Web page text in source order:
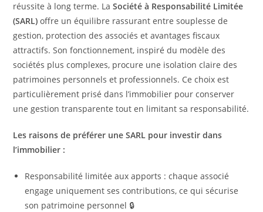
réussite à long terme. LaSociété à Responsabilité Limitée
(SARL) offre un équilibre rassurant entre souplesse de
gestion, protection des associés et avantages fiscaux
attractifs. Son fonctionnement, inspiré du modèle des
sociétés plus complexes, procure une isolation claire des
patrimoines personnels et professionnels. Ce choix est
particulièrement prisé dans l’immobilier pour conserver
une gestion transparente tout en limitant sa responsabilité.
Les raisons de préférer une SARL pour investir dans
l’immobilier :
Responsabilité limitée aux apports : chaque associé
engage uniquement ses contributions, ce qui sécurise
son patrimoine personnel 🔒